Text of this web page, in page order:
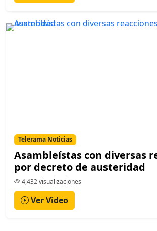
Telerama Noticias
Asambleístas con diversas
por decreto de austeridad
4,432 visualizaciones
Ver Video